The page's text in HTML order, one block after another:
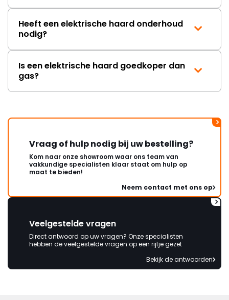
Heeft een elektrische haard onderhoud
nodig?
Is een elektrische haard goedkoper dan
gas?
Vraag of hulp nodig bij uw bestelling?
Kom naar onze showroom waar ons team van
vakkundige specialisten klaar staat om hulp op
maat te bieden!
Neem contact met ons op
Veelgestelde vragen
Direct antwoord op uw vragen? Onze specialisten
hebben de veelgestelde vragen op een rijtje gezet
Bekijk de antwoorden